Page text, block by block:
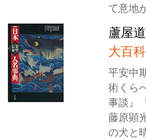
て意地
蘆屋
大百科
平安中
術くら
事談』
藤原顕
の犬と